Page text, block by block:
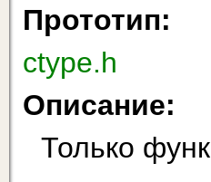
Прототип:
ctype.h
Описание:
Только